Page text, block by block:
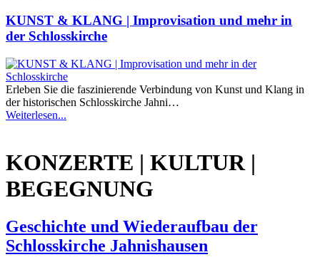
KUNST & KLANG | Improvisation und mehr in
der Schlosskirche
Erleben Sie die faszinierende Verbindung von Kunst und Klang in
der historischen Schlosskirche Jahni…
Weiterlesen...
KONZERTE | KULTUR |
BEGEGNUNG
Geschichte und Wiederaufbau der
Schlosskirche Jahnishausen